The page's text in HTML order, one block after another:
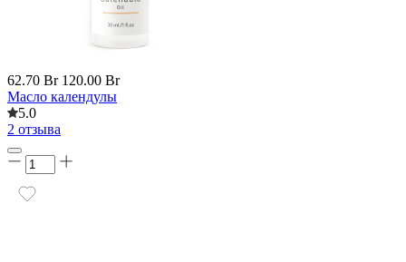
62.70 Br 120.00 Br
Масло календулы
5.0
2 отзыва